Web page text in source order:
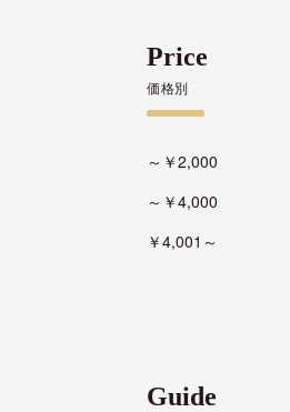
Price
価格別
～￥2,000
～￥4,000
￥4,001～
Guide